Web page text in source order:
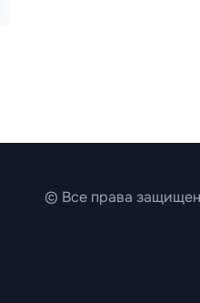
© Все права